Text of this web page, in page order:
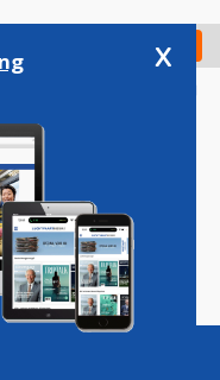
Check in
Vacatures
x